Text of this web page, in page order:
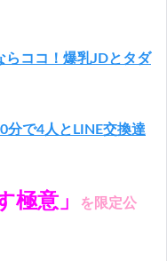
らココ！爆乳JDとタダ
分で4人とLINE交換達
極意」
を限定公